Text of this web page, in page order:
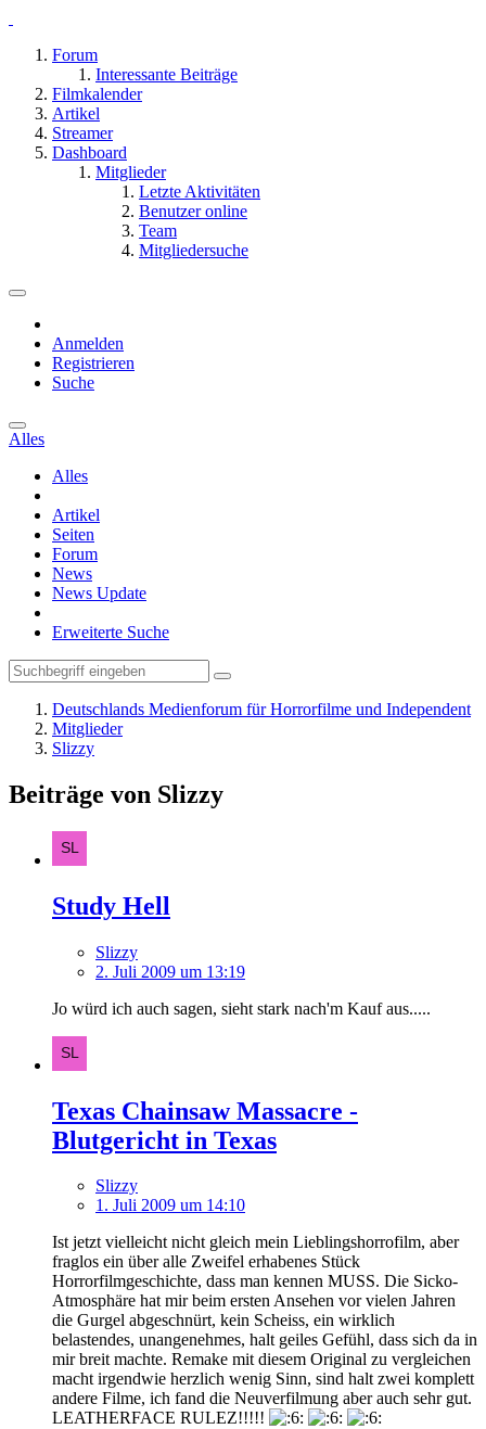
Forum
Interessante Beiträge
Filmkalender
Artikel
Streamer
Dashboard
Mitglieder
Letzte Aktivitäten
Benutzer online
Team
Mitgliedersuche
Anmelden
Registrieren
Suche
Alles
Alles
Artikel
Seiten
Forum
News
News Update
Erweiterte Suche
Deutschlands Medienforum für Horrorfilme und Independent
Mitglieder
Slizzy
Beiträge von Slizzy
Study Hell
Slizzy
2. Juli 2009 um 13:19
Jo würd ich auch sagen, sieht stark nach'm Kauf aus.....
Texas Chainsaw Massacre -
Blutgericht in Texas
Slizzy
1. Juli 2009 um 14:10
Ist jetzt vielleicht nicht gleich mein Lieblingshorrofilm, aber
fraglos ein über alle Zweifel erhabenes Stück
Horrorfilmgeschichte, dass man kennen MUSS. Die Sicko-
Atmosphäre hat mir beim ersten Ansehen vor vielen Jahren
die Gurgel abgeschnürt, kein Scheiss, ein wirklich
belastendes, unangenehmes, halt geiles Gefühl, dass sich da in
mir breit machte. Remake mit diesem Original zu vergleichen
macht irgendwie herzlich wenig Sinn, sind halt zwei komplett
andere Filme, ich fand die Neuverfilmung aber auch sehr gut.
LEATHERFACE RULEZ!!!!!